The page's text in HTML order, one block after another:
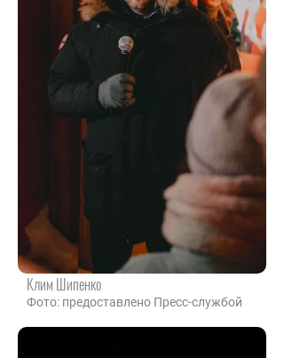
Клим Шипенко
Фото: предоставлено Пресс-службой